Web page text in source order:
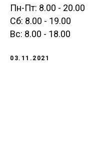
Пн-Пт: 8.00 - 20.00
Сб: 8.00 - 19.00
Вс: 8.00 - 18.00
03.11.2021